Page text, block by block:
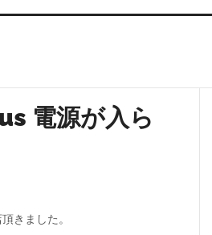
電源が入ら
きました。